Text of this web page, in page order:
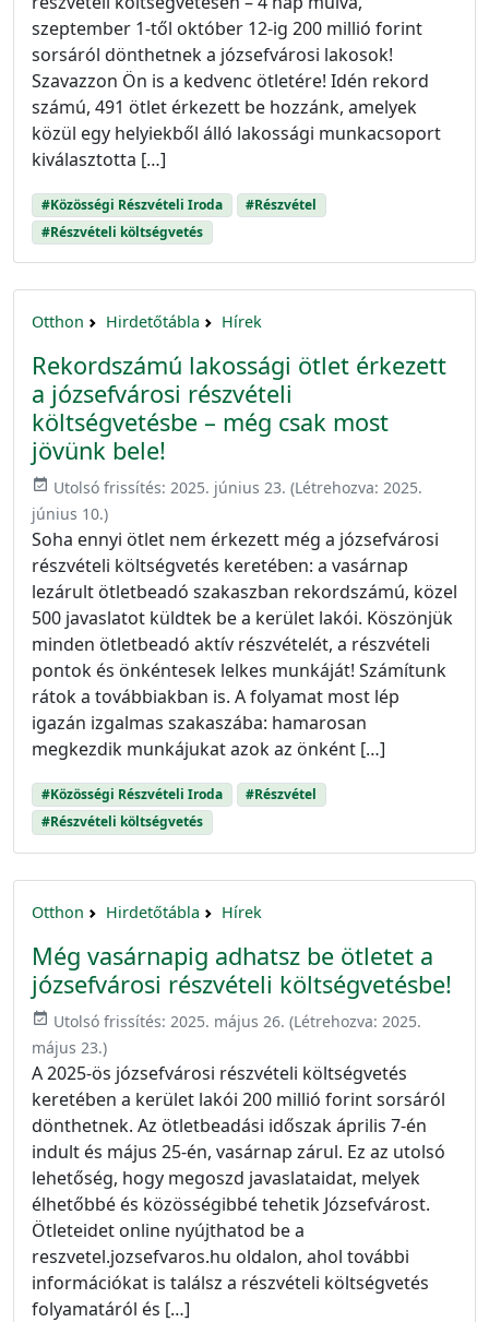
szeptember 1-től október 12-ig 200 millió forint
sorsáról dönthetnek a józsefvárosi lakosok!
Szavazzon Ön is a kedvenc ötletére! Idén rekord
számú, 491 ötlet érkezett be hozzánk, amelyek
közül egy helyiekből álló lakossági munkacsoport
kiválasztotta […]
#Közösségi Részvételi Iroda
#Részvétel
#Részvételi költségvetés
Otthon Hirdetőtábla Hírek
Rekordszámú lakossági ötlet érkezett
a józsefvárosi részvételi
költségvetésbe – még csak most
jövünk bele!
event_available Utolsó frissítés: 2025. június 23. (Létrehozva: 2025.
június 10.)
Soha ennyi ötlet nem érkezett még a józsefvárosi
részvételi költségvetés keretében: a vasárnap
lezárult ötletbeadó szakaszban rekordszámú, közel
500 javaslatot küldtek be a kerület lakói. Köszönjük
minden ötletbeadó aktív részvételét, a részvételi
pontok és önkéntesek lelkes munkáját! Számítunk
rátok a továbbiakban is. A folyamat most lép
igazán izgalmas szakaszába: hamarosan
megkezdik munkájukat azok az önként […]
#Közösségi Részvételi Iroda
#Részvétel
#Részvételi költségvetés
Otthon Hirdetőtábla Hírek
Még vasárnapig adhatsz be ötletet a
józsefvárosi részvételi költségvetésbe!
event_available Utolsó frissítés: 2025. május 26. (Létrehozva: 2025.
május 23.)
A 2025-ös józsefvárosi részvételi költségvetés
keretében a kerület lakói 200 millió forint sorsáról
dönthetnek. Az ötletbeadási időszak április 7-én
indult és május 25-én, vasárnap zárul. Ez az utolsó
lehetőség, hogy megoszd javaslataidat, melyek
élhetőbbé és közösségibbé tehetik Józsefvárost.
Ötleteidet online nyújthatod be a
reszvetel.jozsefvaros.hu oldalon, ahol további
információkat is találsz a részvételi költségvetés
folyamatáról és […]